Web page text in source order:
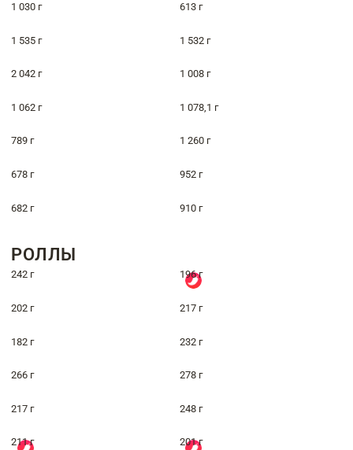
1 030 г 613 г
1 535 г 1 532 г
2 042 г 1 008 г
1 062 г 1 078,1 г
789 г 1 260 г
678 г 952 г
682 г 910 г
РОЛЛЫ
242 г 196 г
202 г 217 г
182 г 232 г
266 г 278 г
217 г 248 г
211 г 201 г